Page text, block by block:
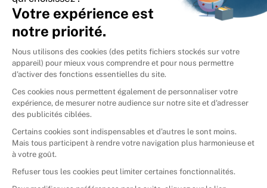
International
🇪🇸Espagne
🇮🇹Italie
Donner vos livres